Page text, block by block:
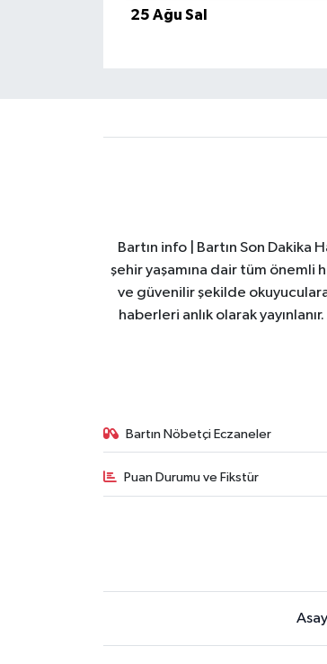
25 Ağu Sal
Bartın info | Bartın Son
şehir yaşamına dair tüm önemli
ve güvenilir şekilde
haberleri anlık olarak
Bartın Nöbetçi Eczaneler
Puan Durumu ve Fikstür